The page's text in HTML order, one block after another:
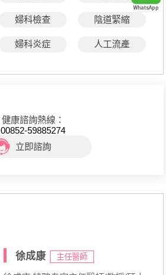
婦科檢查 陰道緊縮
婦科炎症 人工流產
健康諮詢熱線：
00852-59885274
立即諮詢
徐成康 主任醫師